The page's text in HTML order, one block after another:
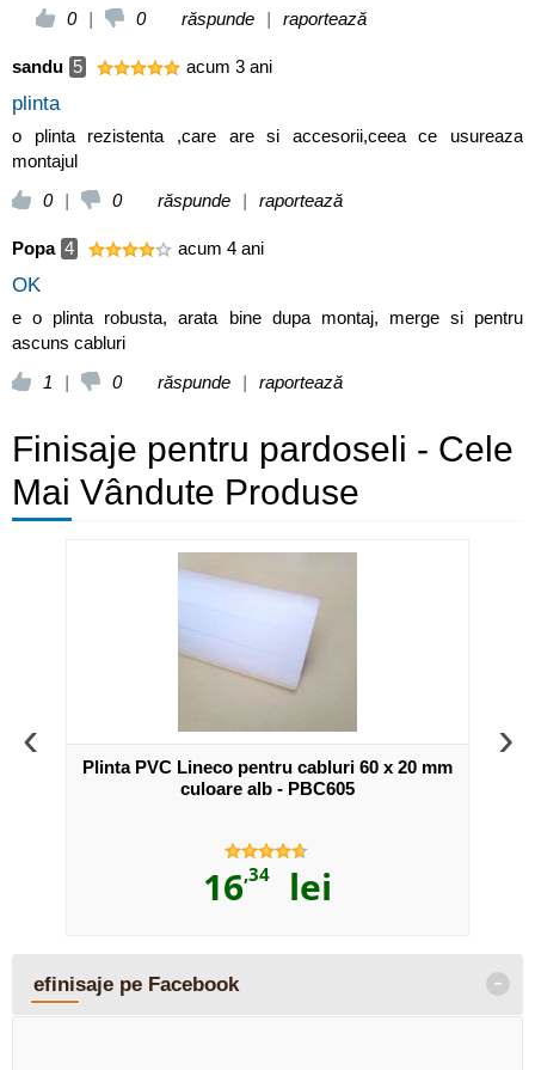
0
| 0 răspunde | raportează
sandu 5 acum 3 ani
plinta
o plinta rezistenta ,care are si accesorii,ceea ce usureaza
montajul
0
| 0 răspunde | raportează
Popa 4 acum 4 ani
OK
e o plinta robusta, arata bine dupa montaj, merge si pentru
ascuns cabluri
1
| 0 răspunde | raportează
Finisaje pentru pardoseli - Cele
Mai Vândute Produse
‹
Plinta PVC Lineco pentru cabluri 60 x 20 mm
culoare alb - PBC605
16,34 lei
›
efinisaje pe Facebook -